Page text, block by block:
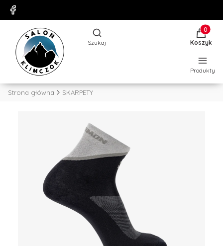
Otwórz wyszukiwarkę
Szukaj Koszyk
Produkty
Strona główna SKARPETY